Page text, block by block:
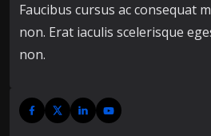
Faucibus cursus ac consequat
non. Erat iaculis scelerisque
non.